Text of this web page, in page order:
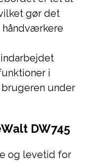
gør det
i
under
DW745
og levetid for